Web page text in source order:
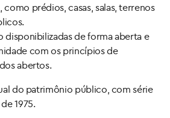
prédios, casas, salas, terrenos
disponibilizadas de forma aberta e
com os princípios de
abertos.
do patrimônio público, com série
1975.